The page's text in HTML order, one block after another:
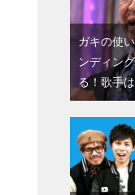
ガキの使
ンディン
る！歌手